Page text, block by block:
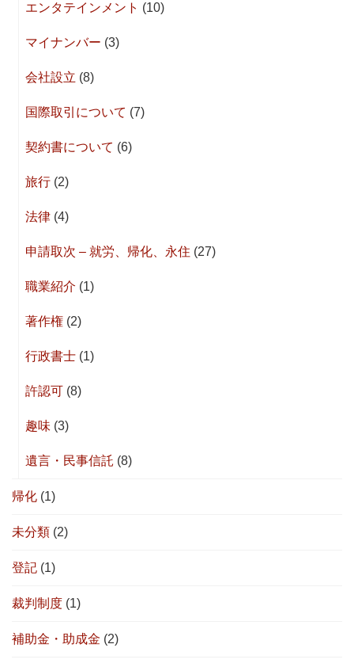
エンタテインメント (10)
マイナンバー (3)
会社設立 (8)
国際取引について (7)
契約書について (6)
旅行 (2)
法律 (4)
申請取次 – 就労、帰化、永住 (27)
職業紹介 (1)
著作権 (2)
行政書士 (1)
許認可 (8)
趣味 (3)
遺言・民事信託 (8)
帰化 (1)
未分類 (2)
登記 (1)
裁判制度 (1)
補助金・助成金 (2)